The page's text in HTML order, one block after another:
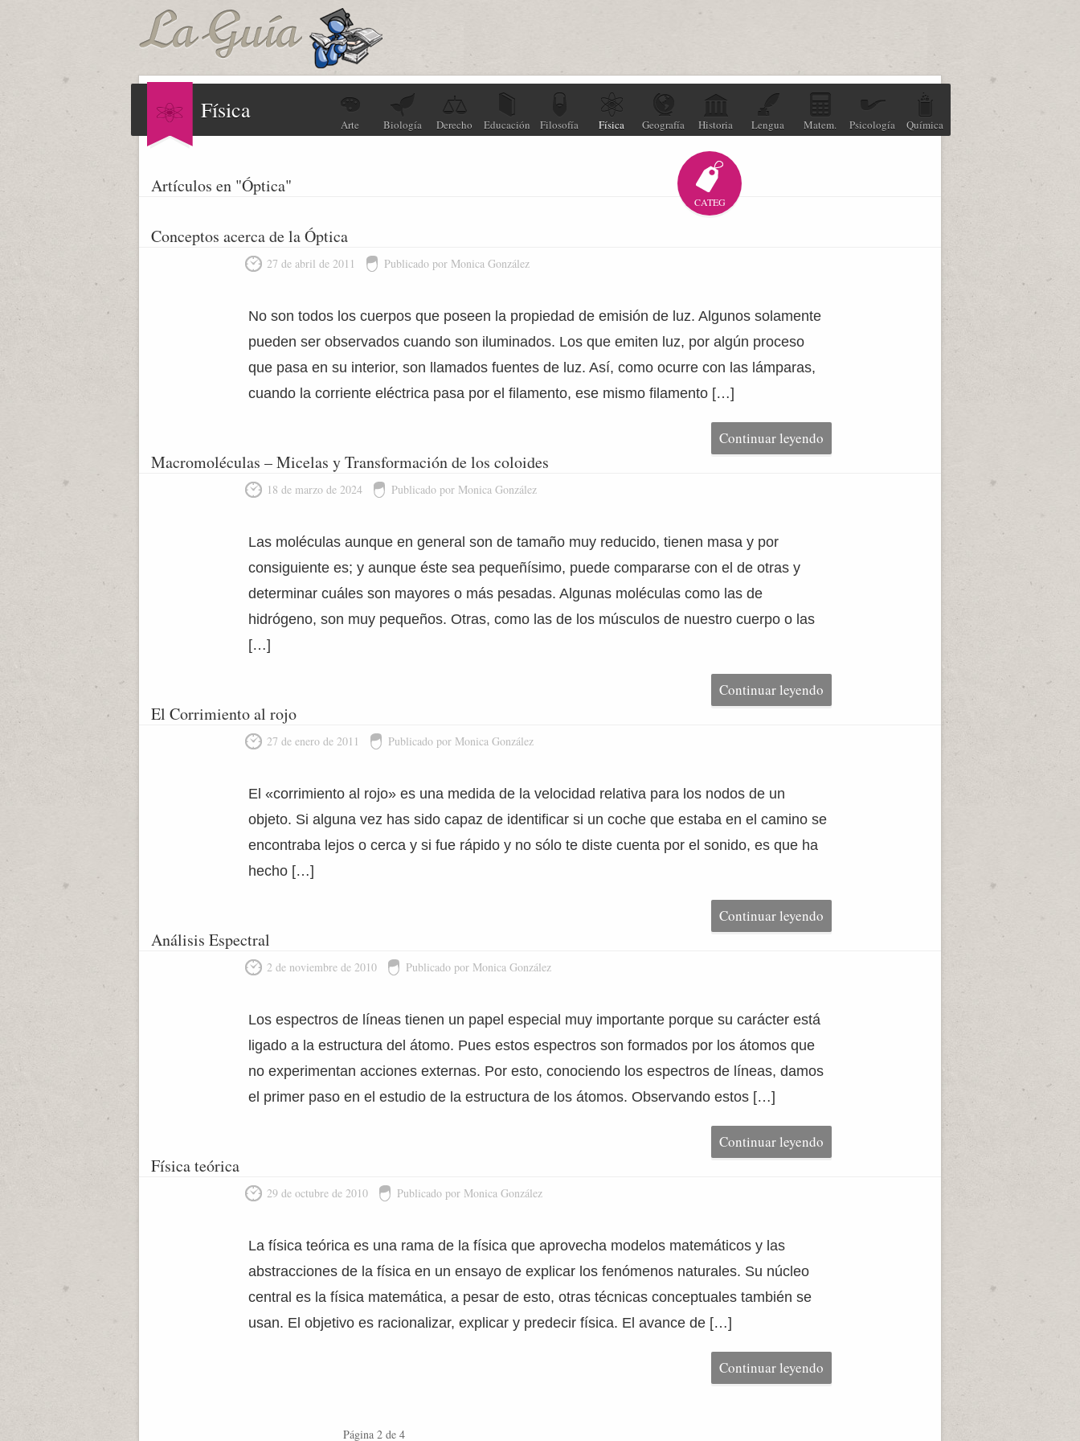
Física
Arte Biología Derecho Educación Filosofía Física Geografía Historia Lengua Matem. Psicología Química
Artículos en "Óptica"
CATEG
Conceptos acerca de la Óptica
27 de abril de 2011 Publicado por Monica González
No son todos los cuerpos que poseen la propiedad de emisión de luz. Algunos solamente
pueden ser observados cuando son iluminados. Los que emiten luz, por algún proceso
que pasa en su interior, son llamados fuentes de luz. Así, como ocurre con las lámparas,
cuando la corriente eléctrica pasa por el filamento, ese mismo filamento […]
Continuar leyendo
Macromoléculas – Micelas y Transformación de los coloides
18 de marzo de 2024 Publicado por Monica González
Las moléculas aunque en general son de tamaño muy reducido, tienen masa y por
consiguiente es; y aunque éste sea pequeñísimo, puede compararse con el de otras y
determinar cuáles son mayores o más pesadas. Algunas moléculas como las de
hidrógeno, son muy pequeños. Otras, como las de los músculos de nuestro cuerpo o las
[…]
Continuar leyendo
El Corrimiento al rojo
27 de enero de 2011 Publicado por Monica González
El «corrimiento al rojo» es una medida de la velocidad relativa para los nodos de un
objeto. Si alguna vez has sido capaz de identificar si un coche que estaba en el camino se
encontraba lejos o cerca y si fue rápido y no sólo te diste cuenta por el sonido, es que ha
hecho […]
Continuar leyendo
Análisis Espectral
2 de noviembre de 2010 Publicado por Monica González
Los espectros de líneas tienen un papel especial muy importante porque su carácter está
ligado a la estructura del átomo. Pues estos espectros son formados por los átomos que
no experimentan acciones externas. Por esto, conociendo los espectros de líneas, damos
el primer paso en el estudio de la estructura de los átomos. Observando estos […]
Continuar leyendo
Física teórica
29 de octubre de 2010 Publicado por Monica González
La física teórica es una rama de la física que aprovecha modelos matemáticos y las
abstracciones de la física en un ensayo de explicar los fenómenos naturales. Su núcleo
central es la física matemática, a pesar de esto, otras técnicas conceptuales también se
usan. El objetivo es racionalizar, explicar y predecir física. El avance de […]
Continuar leyendo
Página 2 de 4